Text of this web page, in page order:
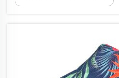
havlularının sadece
plaj ziyaretçisi,